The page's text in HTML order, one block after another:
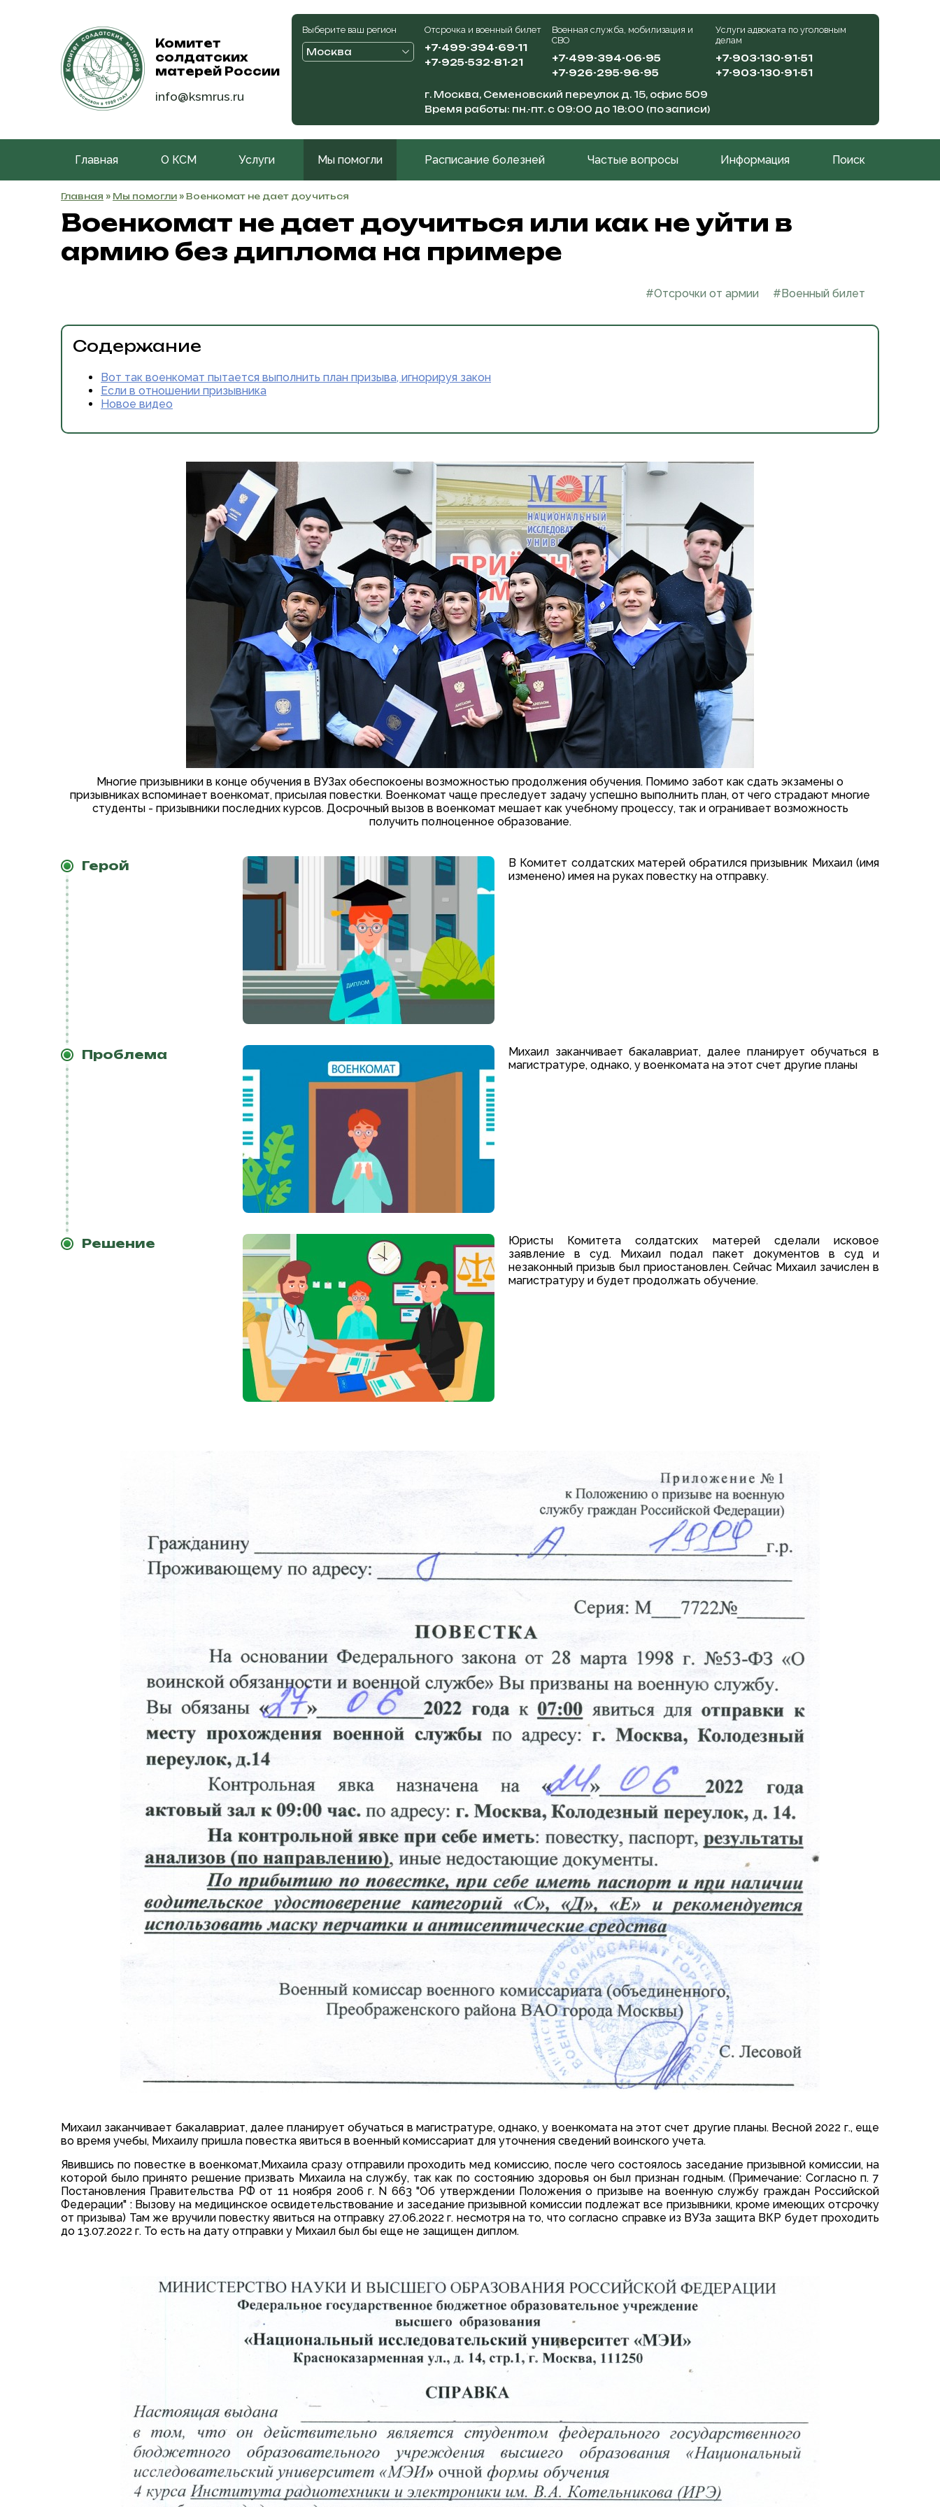
Комитет
солдатских
матерей России
info@ksmrus.ru
Выберите ваш регион
Москва
Отсрочка и военный билет
+7-499-394-69-11
+7-925-532-81-21
Военная служба, мобилизация и
СВО
+7-499-394-06-95
+7-926-295-96-95
Услуги адвоката по уголовным
делам
+7-903-130-91-51
+7-903-130-91-51
г. Москва, Семеновский переулок д. 15, офис 509
Время работы: пн.-пт. с 09:00 до 18:00 (по записи)
Главная О КСМ Услуги Мы помогли Расписание болезней Частые вопросы Информация Поиск
Главная » Мы помогли » Военкомат не дает доучиться
Военкомат не дает доучиться или как не уйти в
армию без диплома на примере
#Отсрочки от армии #Военный билет
Содержание
Вот так военкомат пытается выполнить план призыва, игнорируя закон
Если в отношении призывника
Новое видео
Многие призывники в конце обучения в ВУЗах обеспокоены возможностью продолжения обучения. Помимо забот как сдать экзамены о
призывниках вспоминает военкомат, присылая повестки. Военкомат чаще преследует задачу успешно выполнить план, от чего страдают многие
студенты - призывники последних курсов. Досрочный вызов в военкомат мешает как учебному процессу, так и огранивает возможность
получить полноценное образование.
Герой
В Комитет солдатских матерей обратился призывник Михаил (имя
изменено) имея на руках повестку на отправку.
Проблема
Михаил заканчивает бакалавриат, далее планирует обучаться в
магистратуре, однако, у военкомата на этот счет другие планы
Решение
Юристы Комитета солдатских матерей сделали исковое
заявление в суд. Михаил подал пакет документов в суд и
незаконный призыв был приостановлен. Сейчас Михаил зачислен в
магистратуру и будет продолжать обучение.
Михаил заканчивает бакалавриат, далее планирует обучаться в магистратуре, однако, у военкомата на этот счет другие планы. Весной 2022 г., еще
во время учебы, Михаилу пришла повестка явиться в военный комиссариат для уточнения сведений воинского учета.
Явившись по повестке в военкомат,Михаила сразу отправили проходить мед комиссию, после чего состоялось заседание призывной комиссии, на
которой было принято решение призвать Михаила на службу, так как по состоянию здоровья он был признан годным. (Примечание: Согласно п. 7
Постановления Правительства РФ от 11 ноября 2006 г. N 663 "Об утверждении Положения о призыве на военную службу граждан Российской
Федерации" : Вызову на медицинское освидетельствование и заседание призывной комиссии подлежат все призывники, кроме имеющих отсрочку
от призыва) Там же вручили повестку явиться на отправку 27.06.2022 г. несмотря на то, что согласно справке из ВУЗа защита ВКР будет проходить
до 13.07.2022 г. То есть на дату отправки у Михаил был бы еще не защищен диплом.